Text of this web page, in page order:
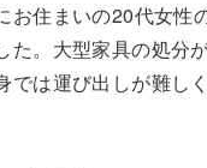
お住まいの20代女性
た。大型家具の処分
では運び出しが難し